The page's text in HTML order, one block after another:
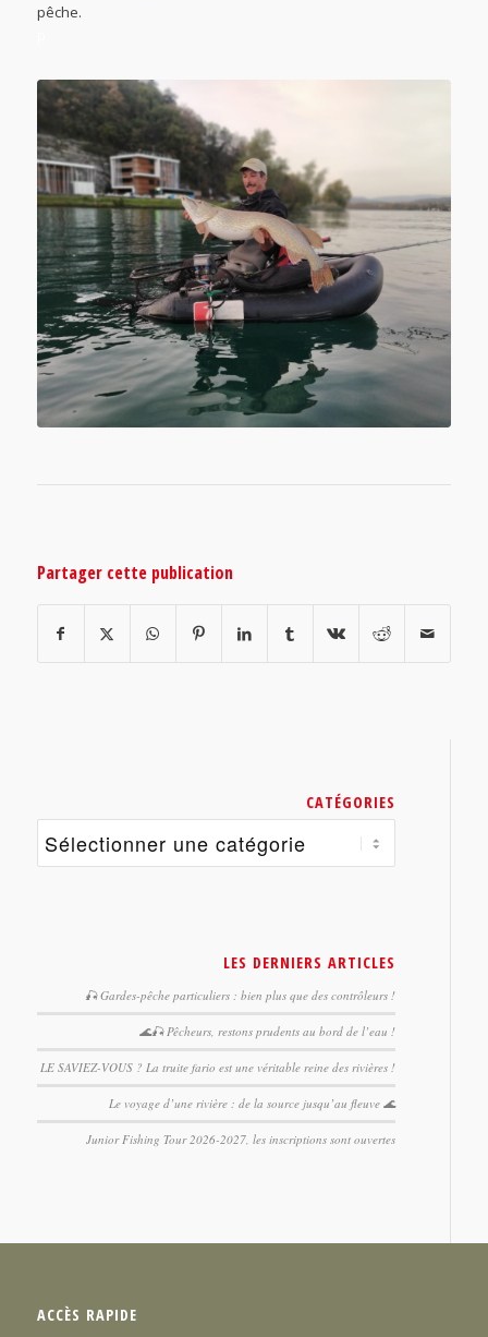
pêche.
Partager cette publication
CATÉGORIES
LES DERNIERS ARTICLES
🎣 Gardes-pêche particuliers : bien plus que des contrôleurs !
🌊🎣 Pêcheurs, restons prudents au bord de l’eau !
LE SAVIEZ-VOUS ? La truite fario est une véritable reine des rivières !
Le voyage d’une rivière : de la source jusqu’au fleuve 🌊
Junior Fishing Tour 2026-2027, les inscriptions sont ouvertes
ACCÈS RAPIDE